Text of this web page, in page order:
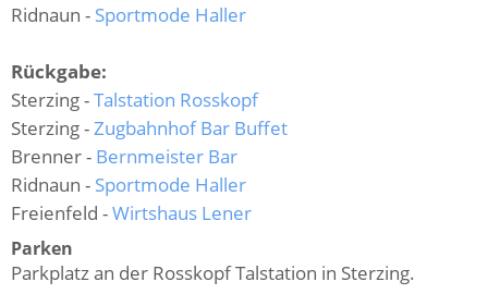
Ridnaun - Sportmode Haller
Rückgabe:
Sterzing -Talstation Rosskopf
Sterzing -Zugbahnhof Bar Buffet
Brenner - Bernmeister Bar
Ridnaun - Sportmode Haller
Freienfeld -Wirtshaus Lener
Parken
Parkplatz an der Rosskopf Talstation in Sterzing.